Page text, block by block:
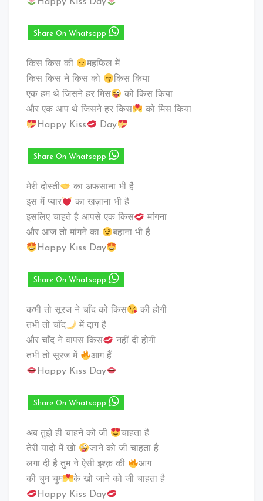
Share On Whatsapp
किस किस की
महफिल में
किस किस ने किस को
किस किया
एक हम थे जिसने हर मिस
को किस किया
और एक आप थे जिसने हर किस
को मिस किया
Happy Kiss
Day
Share On Whatsapp
मेरी दोस्ती
का अफसाना भी है
इस में प्यार
का खज़ाना भी है
इसलिए चाहते है आपसे एक किस
मांगना
और आज तो मांगने का
बहाना भी है
Happy Kiss Day
Share On Whatsapp
कभी तो सूरज ने चाँद को किस
की होगी
तभी तो चाँद
में दाग है
और चाँद ने वापस किस
नहीं दी होगी
तभी तो सूरज में
आग हैं
Happy Kiss Day
Share On Whatsapp
अब तुझे ही चाहने को जी
चाहता है
तेरी यादो में खो
जाने को जी चाहता है
लगा दी है तुम ने ऐसी इश्क़ की
आग
की चुम चुम
के खो जाने को जी चाहता है
Happy Kiss Day